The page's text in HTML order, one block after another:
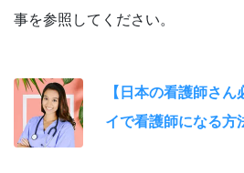
事を参照してください。
【日本の看護師さ
イで看護師になる方